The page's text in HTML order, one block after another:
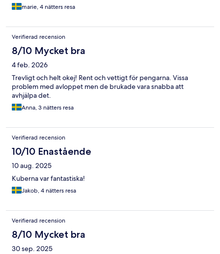
marie, 4 nätters resa
Verifierad recension
8/10 Mycket bra
4 feb. 2026
Trevligt och helt okej! Rent och vettigt för pengarna. Vissa
problem med avloppet men de brukade vara snabba att
avhjälpa det.
Anna, 3 nätters resa
Verifierad recension
10/10 Enastående
10 aug. 2025
Kuberna var fantastiska!
Jakob, 4 nätters resa
Verifierad recension
8/10 Mycket bra
30 sep. 2025